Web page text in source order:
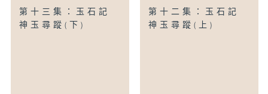
第十三集：玉石記
神玉尋蹤(下)
第十二集：玉石記
神玉尋蹤(上)